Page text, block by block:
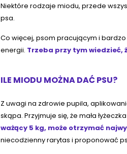
Niektóre rodzaje miodu, przede
psa.
Co więcej, psom pracującym i
energii. Trzeba przy tym wiedzieć,
ILE MIODU MOŻNA DAĆ PSU?
Z uwagi na zdrowie pupila,
skąpa. Przyjmuje się, że mała
ważący 5 kg, może otrzymać
niecodzienny rarytas i proponować